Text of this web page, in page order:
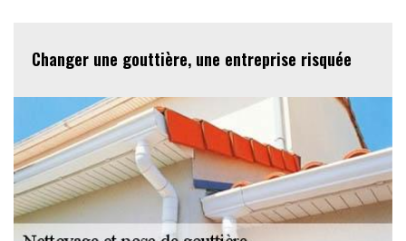
Changer une gouttière, une entreprise risquée